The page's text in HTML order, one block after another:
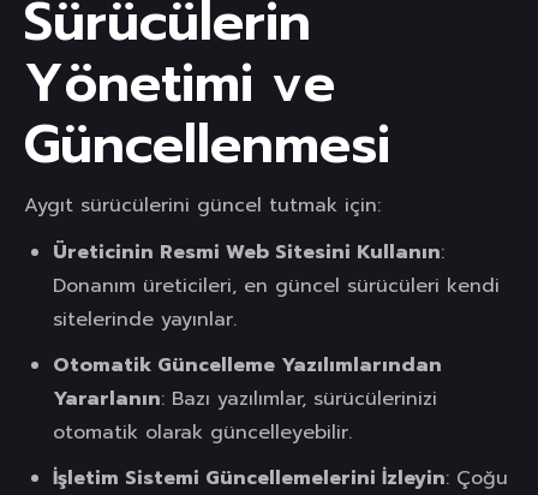
Sürücülerin
Yönetimi ve
Güncellenmesi
Aygıt sürücülerini güncel tutmak için:
Üreticinin Resmi Web Sitesini Kullanın:
Donanım üreticileri, en güncel sürücüleri kendi
sitelerinde yayınlar.
Otomatik Güncelleme Yazılımlarından
Yararlanın: Bazı yazılımlar, sürücülerinizi
otomatik olarak güncelleyebilir.
İşletim Sistemi Güncellemelerini İzleyin: Çoğu